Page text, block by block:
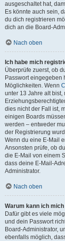
ausgeschaltet hat,
Es könnte auch sein,
du dich registrieren
dich an die Board-
Nach oben
Ich habe mich
Überprüfe zuerst, ob
Passwort eingegeben
Möglichkeiten. Wenn
unter 13 Jahre alt
dies nicht der Fall ist,
einigen Boards
werden – entweder
der Registrierung
Wenn du eine E-Mail
Ansonsten prüfe, ob
die E-Mail von einem
dass deine E-Mail-
Administrator.
Nach oben
Warum kann ich
Dafür gibt es viele
und dein Passwort
Board-Administrator,
ebenfalls möglich,